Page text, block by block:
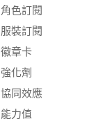
角色訂閱
服裝訂閱
徽章卡
強化劑
協同效應
能力值